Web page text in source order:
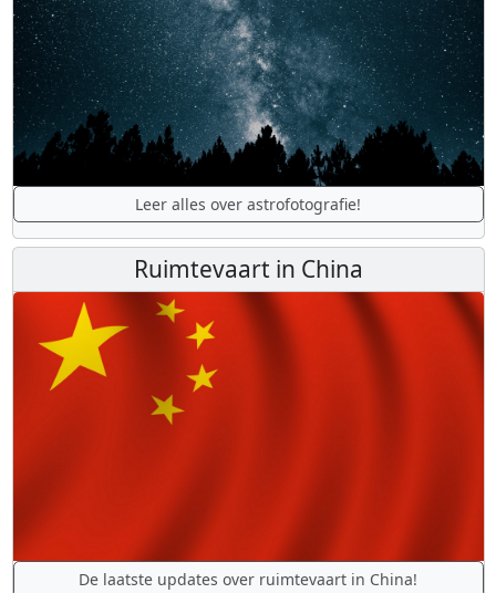
Leer alles over astrofotografie!
Ruimtevaart in China
De laatste updates over ruimtevaart in China!